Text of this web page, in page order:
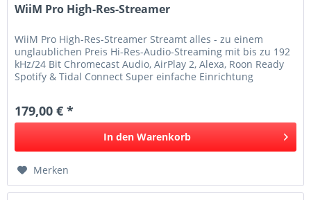
WiiM Pro High-Res-Streamer
WiiM Pro High-Res-Streamer Streamt alles - zu einem
unglaublichen Preis Hi-Res-Audio-Streaming mit bis zu 192
kHz/24 Bit Chromecast Audio, AirPlay 2, Alexa, Roon Ready
Spotify & Tidal Connect Super einfache Einrichtung
179,00 € *
In den Warenkorb
Merken